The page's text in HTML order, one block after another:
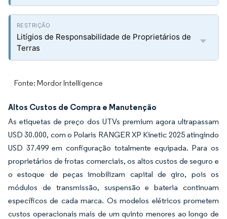
Litígios de Responsabilidade de Proprietários de
Terras
Fonte: Mordor Intelligence
Altos Custos de Compra e Manutenção
As etiquetas de preço dos UTVs premium agora ultrapassam
USD 30.000, com o Polaris RANGER XP Kinetic 2025 atingindo
USD 37.499 em configuração totalmente equipada. Para os
proprietários de frotas comerciais, os altos custos de seguro e
o estoque de peças imobilizam capital de giro, pois os
módulos de transmissão, suspensão e bateria continuam
específicos de cada marca. Os modelos elétricos prometem
custos operacionais mais de um quinto menores ao longo de